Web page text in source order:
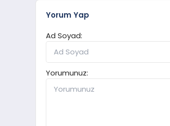
Yorum Yap
Ad Soyad:
Yorumunuz: